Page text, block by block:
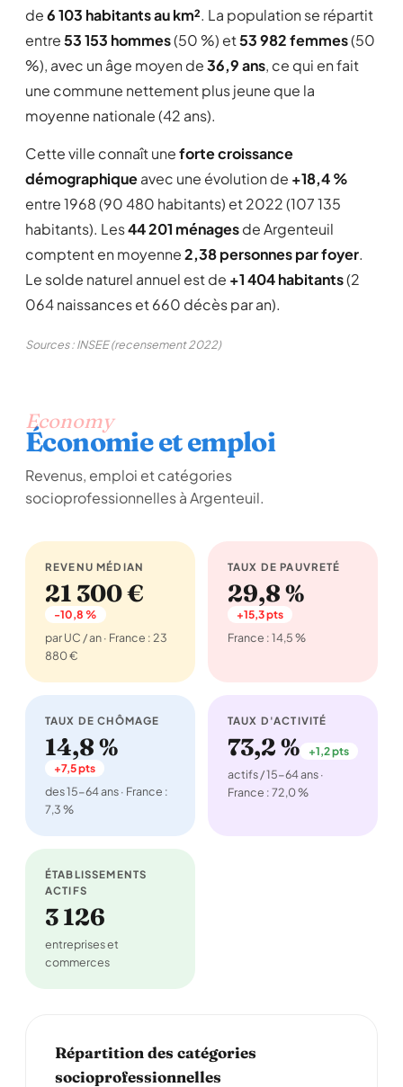
de6 103 habitants au km². La population se répartit
entre53 153 hommes(50 %) et53 982 femmes(50
%), avec un âge moyen de36,9 ans, ce qui en fait
une commune nettement plus jeune que la
moyenne nationale (42 ans).
Cette ville connaît uneforte croissance
démographiqueavec une évolution de +18,4 %
entre 1968 (90 480 habitants) et 2022 (107 135
habitants). Les44 201 ménagesde Argenteuil
comptent en moyenne2,38 personnes par foyer.
Le solde naturel annuel est de +1 404 habitants(2
064 naissances et 660 décès par an).
Sources : INSEE (recensement 2022)
Economy
Économie et emploi
Revenus, emploi et catégories
socioprofessionnelles à Argenteuil.
REVENU MÉDIAN
21 300 €
-10,8 %
par UC / an · France : 23
880 €
TAUX DE PAUVRETÉ
29,8 %
+15,3 pts
France : 14,5 %
TAUX DE CHÔMAGE
14,8 %
+7,5 pts
des 15-64 ans · France :
7,3 %
TAUX D'ACTIVITÉ
73,2 % +1,2 pts
actifs / 15-64 ans ·
France : 72,0 %
ÉTABLISSEMENTS
ACTIFS
3 126
entreprises et
commerces
Répartition des catégories
socioprofessionnelles